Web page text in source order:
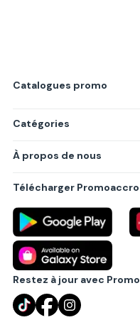
Catalogues promo
Catégories
Produits
Villes principales
À propos de nous
Politique de confidentialité
Règlements
Partenariat B2B
Blog
Contact
Télécharger
Restez à jour avec